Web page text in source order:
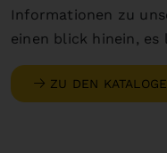
Informationen zu
einen blick hinein, es
ZU DEN